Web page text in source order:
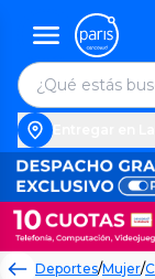
Deportes/Mujer/